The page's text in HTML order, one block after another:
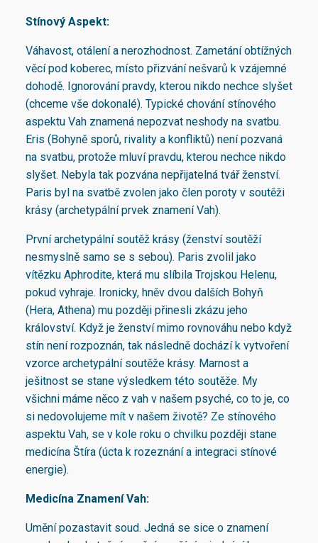
Stínový Aspekt:
Váhavost, otálení a nerozhodnost. Zametání obtížných
věcí pod koberec, místo přizvání nešvarů k vzájemné
dohodě. Ignorování pravdy, kterou nikdo nechce slyšet
(chceme vše dokonalé). Typické chování stínového
aspektu Vah znamená nepozvat neshody na svatbu.
Eris (Bohyně sporů, rivality a konfliktů) není pozvaná
na svatbu, protože mluví pravdu, kterou nechce nikdo
slyšet. Nebyla tak pozvána nepřijatelná tvář ženství.
Paris byl na svatbě zvolen jako člen poroty v soutěži
krásy (archetypální prvek znamení Vah).
První archetypální soutěž krásy (ženství soutěží
nesmyslně samo se s sebou). Paris zvolil jako
vítězku Aphrodite, která mu slíbila Trojskou Helenu,
pokud vyhraje. Ironicky, hněv dvou dalších Bohyň
(Hera, Athena) mu později přinesli zkázu jeho
království. Když je ženství mimo rovnováhu nebo když
stín není rozpoznán, tak následně dochází k vytvoření
vzorce archetypální soutěže krásy. Marnost a
ješitnost se stane výsledkem této soutěže. My
všichni máme něco z vah v našem psyché, co to je, co
si nedovolujeme mít v našem životě? Ze stínového
aspektu Vah, se v kole roku o chvilku později stane
medicína Štíra (úcta k rozeznání a integraci stínové
energie).
Medicína Znamení Vah:
Umění pozastavit soud. Jedná se sice o znamení